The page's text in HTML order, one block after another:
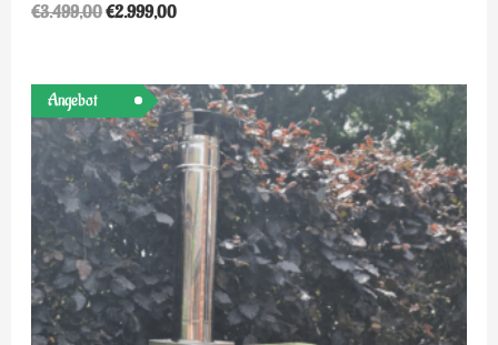
€3.499,00€2.999,00
Angebot
Ursprünglicher
Preis
war:
€1.099,00
Aktueller
Preis
ist:
€899,00.